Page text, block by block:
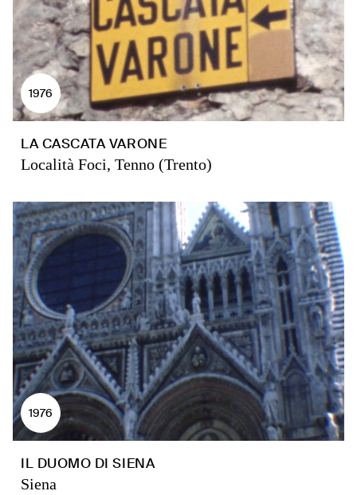
1976
LA CASCATA VARONE
Località Foci, Tenno (Trento)
1976
IL DUOMO DI SIENA
Siena